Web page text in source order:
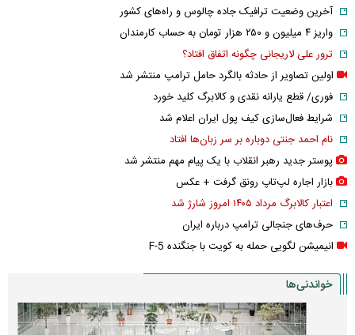
آخرین وضعیت ترافیک جاده چالوس و راه‌های کشور
واریز ۴ میلیون و ۲۵۰ هزار تومان به حساب کارمندان
ترور علی لاریجانی چگونه اتفاق افتاد؟
اولین تصاویر از حادثه بالگرد حامل ترامپ منتشر شد
فوری/ قطع یارانه نقدی و کالابرگ کلید خورد
شرایط فعال‌سازی کیف پول ایران اعلام شد
نام احمد جنتی دوباره بر سر زبان‌ها افتاد
پوستر جدید رهبر انقلاب با یک پیام مهم منتشر شد
بازار اجاره لپ‌تاپ رونق گرفت + عکس
اعتبار کالابرگ مرداد ۱۴۰۵ امروز شارژ شد
حرف‌های جنجالی ترامپ درباره ایران
انیمیشن لگویی حمله به کویت با جنگنده F-5
خواندنی‌ها